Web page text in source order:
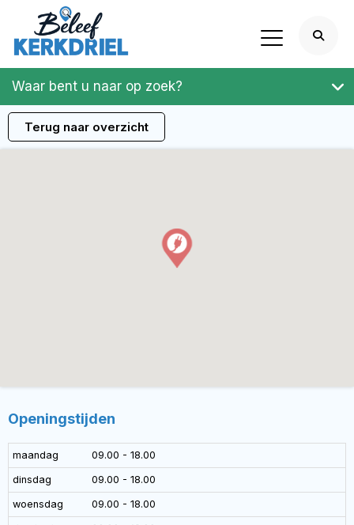
Waar bent u naar op zoek?
Terug naar overzicht
Openingstijden
maandag 09.00 - 18.00
dinsdag 09.00 - 18.00
woensdag 09.00 - 18.00